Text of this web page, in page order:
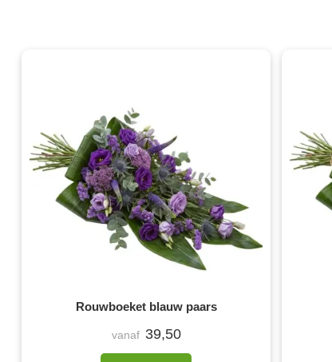
Rouwboeket blauw paars
vanaf 39,50